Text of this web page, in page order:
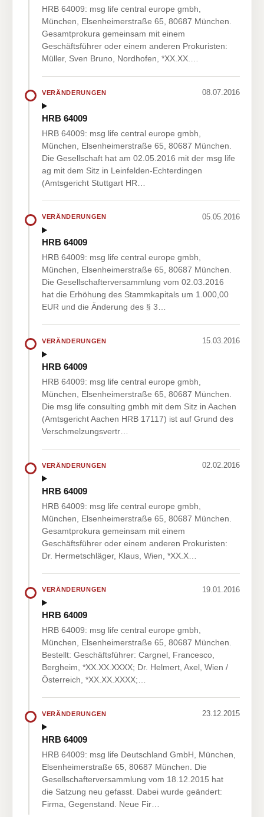
HRB 64009: msg life central europe gmbh,
München, Elsenheimerstraße 65, 80687 München.
Gesamtprokura gemeinsam mit einem
Geschäftsführer oder einem anderen Prokuristen:
Müller, Sven Bruno, Nordhofen, *XX.XX.…
VERÄNDERUNGEN 08.07.2016
HRB 64009
HRB 64009: msg life central europe gmbh,
München, Elsenheimerstraße 65, 80687 München.
Die Gesellschaft hat am 02.05.2016 mit der msg life
ag mit dem Sitz in Leinfelden-Echterdingen
(Amtsgericht Stuttgart HR…
VERÄNDERUNGEN 05.05.2016
HRB 64009
HRB 64009: msg life central europe gmbh,
München, Elsenheimerstraße 65, 80687 München.
Die Gesellschafterversammlung vom 02.03.2016
hat die Erhöhung des Stammkapitals um 1.000,00
EUR und die Änderung des § 3…
VERÄNDERUNGEN 15.03.2016
HRB 64009
HRB 64009: msg life central europe gmbh,
München, Elsenheimerstraße 65, 80687 München.
Die msg life consulting gmbh mit dem Sitz in Aachen
(Amtsgericht Aachen HRB 17117) ist auf Grund des
Verschmelzungsvertr…
VERÄNDERUNGEN 02.02.2016
HRB 64009
HRB 64009: msg life central europe gmbh,
München, Elsenheimerstraße 65, 80687 München.
Gesamtprokura gemeinsam mit einem
Geschäftsführer oder einem anderen Prokuristen:
Dr. Hermetschläger, Klaus, Wien, *XX.X…
VERÄNDERUNGEN 19.01.2016
HRB 64009
HRB 64009: msg life central europe gmbh,
München, Elsenheimerstraße 65, 80687 München.
Bestellt: Geschäftsführer: Cargnel, Francesco,
Bergheim, *XX.XX.XXXX; Dr. Helmert, Axel, Wien /
Österreich, *XX.XX.XXXX;…
VERÄNDERUNGEN 23.12.2015
HRB 64009
HRB 64009: msg life Deutschland GmbH, München,
Elsenheimerstraße 65, 80687 München. Die
Gesellschafterversammlung vom 18.12.2015 hat
die Satzung neu gefasst. Dabei wurde geändert:
Firma, Gegenstand. Neue Fir…